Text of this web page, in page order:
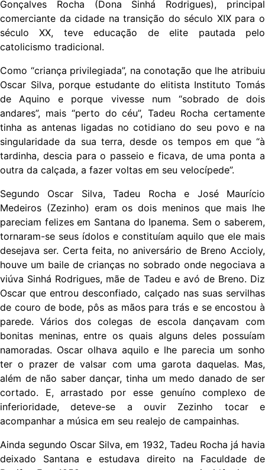
Gonçalves Rocha (Dona Sinhá Rodrigues), principal
comerciante da cidade na transição do século XIX para o
século XX, teve educação de elite pautada pelo
catolicismo tradicional.
Como “criança privilegiada”, na conotação que lhe atribuiu
Oscar Silva, porque estudante do elitista Instituto Tomás
de Aquino e porque vivesse num “sobrado de dois
andares”, mais “perto do céu”, Tadeu Rocha certamente
tinha as antenas ligadas no cotidiano do seu povo e na
singularidade da sua terra, desde os tempos em que “à
tardinha, descia para o passeio e ficava, de uma ponta a
outra da calçada, a fazer voltas em seu velocípede”.
Segundo Oscar Silva, Tadeu Rocha e José Maurício
Medeiros (Zezinho) eram os dois meninos que mais lhe
pareciam felizes em Santana do Ipanema. Sem o saberem,
tornaram-se seus ídolos e constituíam aquilo que ele mais
desejava ser. Certa feita, no aniversário de Breno Accioly,
houve um baile de crianças no sobrado onde negociava a
viúva Sinhá Rodrigues, mãe de Tadeu e avó de Breno. Diz
Oscar que entrou desconfiado, calçado nas suas servilhas
de couro de bode, pôs as mãos para trás e se encostou à
parede. Vários dos colegas de escola dançavam com
bonitas meninas, entre os quais alguns deles possuíam
namoradas. Oscar olhava aquilo e lhe parecia um sonho
ter o prazer de valsar com uma garota daquelas. Mas,
além de não saber dançar, tinha um medo danado de ser
cortado. E, arrastado por esse genuíno complexo de
inferioridade, deteve-se a ouvir Zezinho tocar e
acompanhar a música em seu realejo de campainhas.
Ainda segundo Oscar Silva, em 1932, Tadeu Rocha já havia
deixado Santana e estudava direito na Faculdade de